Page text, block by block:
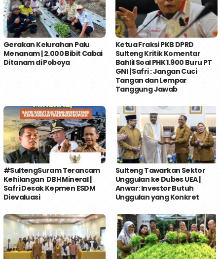
Gerakan Kelurahan Palu
Menanam | 2.000 Bibit Cabai
Ditanam di Poboya
Ketua Fraksi PKB DPRD
Sulteng Kritik Komentar
Bahlil Soal PHK 1.900 Buru PT
GNI | Safri : Jangan Cuci
Tangan dan Lempar
Tanggung Jawab
#SultengSuram Terancam
Kehilangan DBH Mineral |
Safri Desak Kepmen ESDM
Dievaluasi
Sulteng Tawarkan Sektor
Unggulan ke Dubes UEA |
Anwar: Investor Butuh
Unggulan yang Konkret